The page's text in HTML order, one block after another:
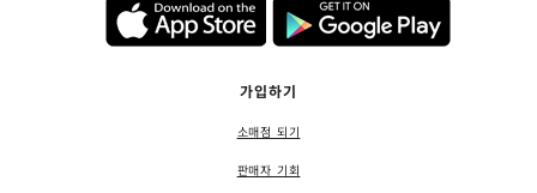
가입하기
소매점 되기
판매자 기회